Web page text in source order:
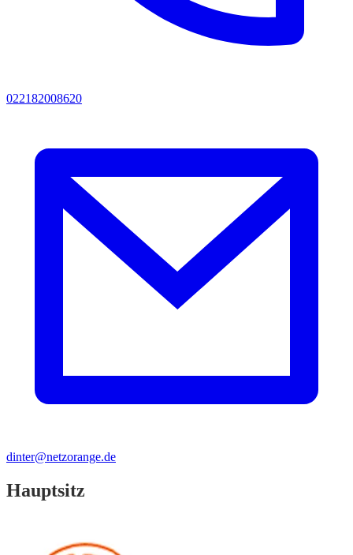
022182008620
dinter@netzorange.de
Hauptsitz